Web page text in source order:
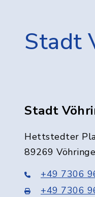
Stadt
Stadt
Hettstedter
89269
+49 7306
+49 7306